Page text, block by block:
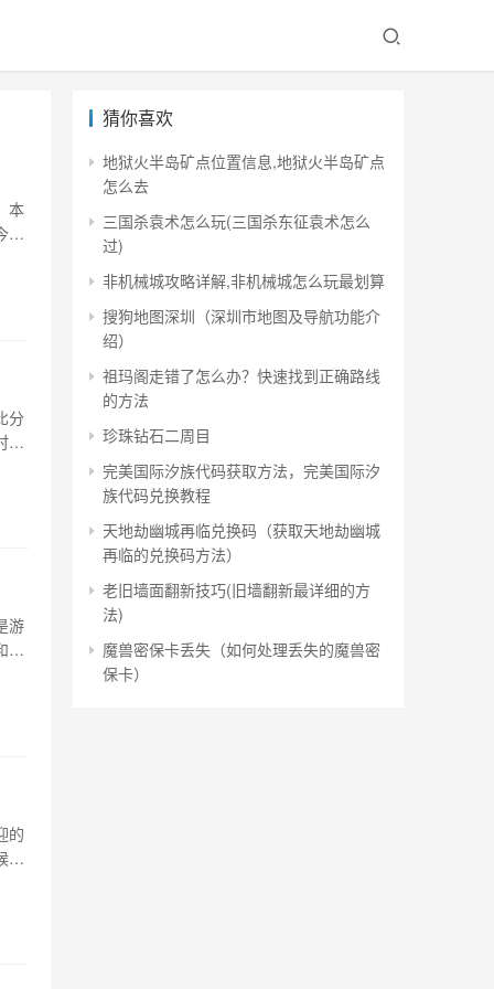
本
数
分
比
游
提
的
我
猜你喜欢
地狱火半岛矿点位置信息,地狱火半岛矿点
怎么去
三国杀袁术怎么玩(三国杀东征袁术怎么
过)
非机械城攻略详解,非机械城怎么玩最划算
搜狗地图深圳（深圳市地图及导航功能介
绍）
祖玛阁走错了怎么办？快速找到正确路线
的方法
珍珠钻石二周目
完美国际汐族代码获取方法，完美国际汐
族代码兑换教程
天地劫幽城再临兑换码（获取天地劫幽城
再临的兑换码方法）
老旧墙面翻新技巧(旧墙翻新最详细的方
法)
魔兽密保卡丢失（如何处理丢失的魔兽密
保卡）